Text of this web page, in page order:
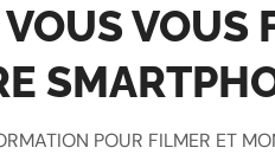
VOUS VOUS
POUR FILMER ET